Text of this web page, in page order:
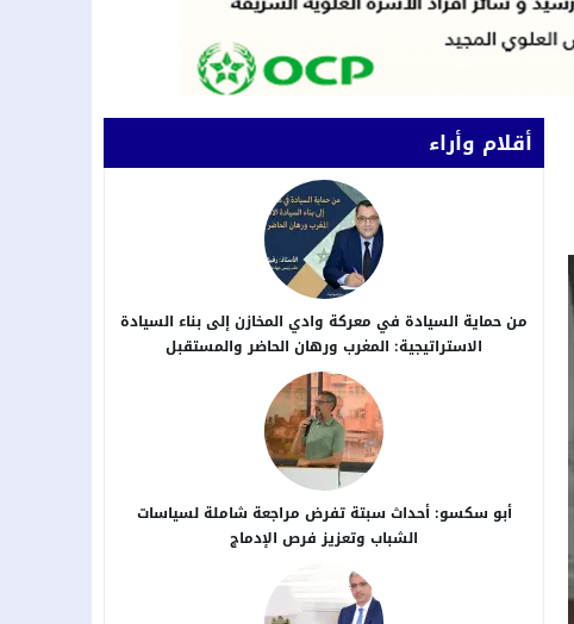
أقلام وأراء
من حماية السيادة في معركة وادي المخازن إلى بناء السيادة
الاستراتيجية: المغرب ورهان الحاضر والمستقبل
أبو سكسو: أحداث سبتة تفرض مراجعة شاملة لسياسات
الشباب وتعزيز فرص الإدماج